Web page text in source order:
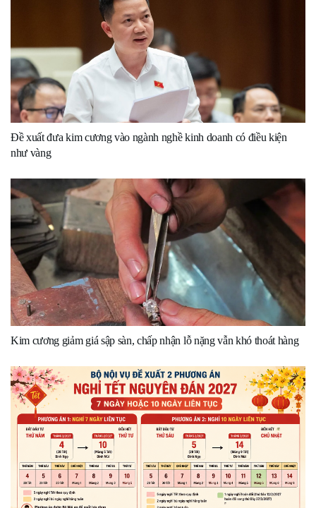
Đề xuất đưa kim cương vào ngành nghề kinh doanh có điều kiện
như vàng
Kim cương giảm giá sập sàn, chấp nhận lỗ nặng vẫn khó thoát hàng